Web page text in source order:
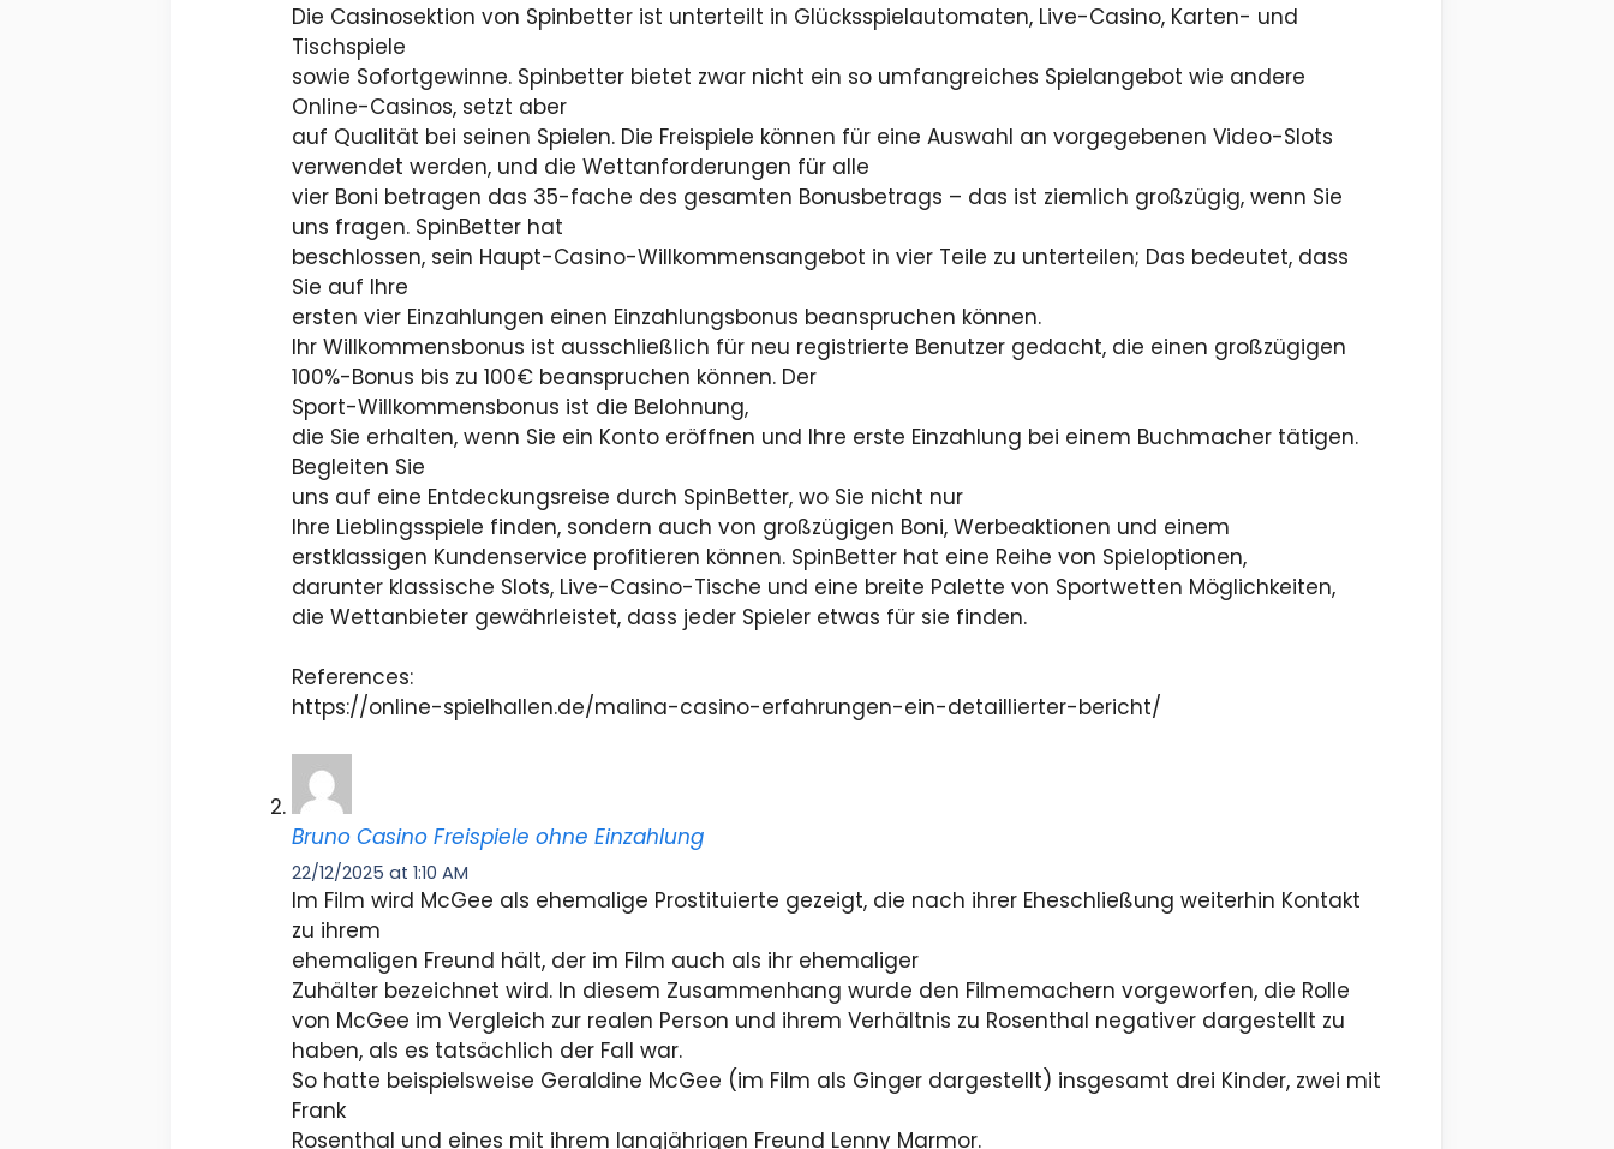
Die Casinosektion von Spinbetter ist unterteilt in Glücksspielautomaten, Live-Casino, Karten- und
Tischspiele
sowie Sofortgewinne. Spinbetter bietet zwar nicht ein so umfangreiches Spielangebot wie andere
Online-Casinos, setzt aber
auf Qualität bei seinen Spielen. Die Freispiele können für eine Auswahl an vorgegebenen Video-Slots
verwendet werden, und die Wettanforderungen für alle
vier Boni betragen das 35-fache des gesamten Bonusbetrags – das ist ziemlich großzügig, wenn Sie
uns fragen. SpinBetter hat
beschlossen, sein Haupt-Casino-Willkommensangebot in vier Teile zu unterteilen; Das bedeutet, dass
Sie auf Ihre
ersten vier Einzahlungen einen Einzahlungsbonus beanspruchen können.
Ihr Willkommensbonus ist ausschließlich für neu registrierte Benutzer gedacht, die einen großzügigen
100%-Bonus bis zu 100€ beanspruchen können. Der
Sport-Willkommensbonus ist die Belohnung,
die Sie erhalten, wenn Sie ein Konto eröffnen und Ihre erste Einzahlung bei einem Buchmacher tätigen.
Begleiten Sie
uns auf eine Entdeckungsreise durch SpinBetter, wo Sie nicht nur
Ihre Lieblingsspiele finden, sondern auch von großzügigen Boni, Werbeaktionen und einem
erstklassigen Kundenservice profitieren können. SpinBetter hat eine Reihe von Spieloptionen,
darunter klassische Slots, Live-Casino-Tische und eine breite Palette von Sportwetten Möglichkeiten,
die Wettanbieter gewährleistet, dass jeder Spieler etwas für sie finden.
References:
https://online-spielhallen.de/malina-casino-erfahrungen-ein-detaillierter-bericht/
Bruno Casino Freispiele ohne Einzahlung
22/12/2025 at 1:10 AM
Im Film wird McGee als ehemalige Prostituierte gezeigt, die nach ihrer Eheschließung weiterhin Kontakt
zu ihrem
ehemaligen Freund hält, der im Film auch als ihr ehemaliger
Zuhälter bezeichnet wird. In diesem Zusammenhang wurde den Filmemachern vorgeworfen, die Rolle
von McGee im Vergleich zur realen Person und ihrem Verhältnis zu Rosenthal negativer dargestellt zu
haben, als es tatsächlich der Fall war.
So hatte beispielsweise Geraldine McGee (im Film als Ginger dargestellt) insgesamt drei Kinder, zwei mit
Frank
Rosenthal und eines mit ihrem langjährigen Freund Lenny Marmor.